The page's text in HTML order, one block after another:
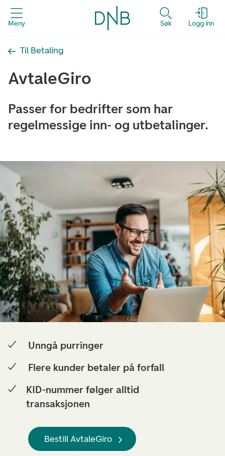
Meny Søk Logg inn
Til Betaling
AvtaleGiro
Passer for bedrifter som har
regelmessige inn- og utbetalinger.
Unngå purringer
Flere kunder betaler på forfall
KID-nummer følger alltid
transaksjonen
Bestill AvtaleGiro